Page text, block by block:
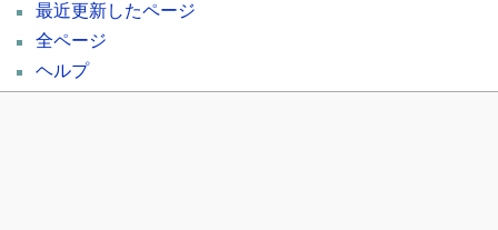
最近更新したページ
全ページ
ヘルプ